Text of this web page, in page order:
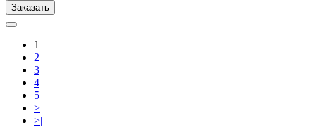
Заказать
1
2
3
4
5
>
>|